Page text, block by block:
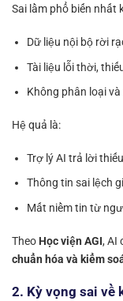
Sai lầm phổ biến nhất
Dữ liệu nội bộ rời
Tài liệu lỗi thời,
Không phân loại
Hệ quả là:
Trợ lý AI trả lời
Thông tin sai lệch
Mất niềm tin từ
Theo Học viện AGI, AI
chuẩn hóa và kiểm
2. Kỳ vọng sai về